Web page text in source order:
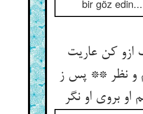
bir göz edin...
ازو کن عاریت
و نظر ** پس ز
او بروی او نگر